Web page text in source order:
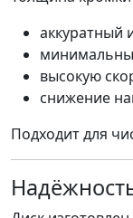
аккуратный
высокую
снижение
Подходит для